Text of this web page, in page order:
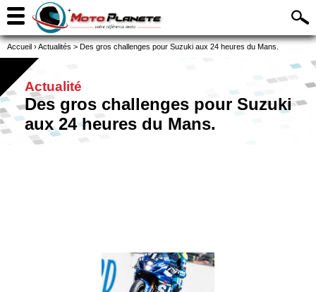
Accueil ›Actualités > Des gros challenges pour Suzuki aux 24 heures du Mans.
Actualité
Des gros challenges pour Suzuki
aux 24 heures du Mans.